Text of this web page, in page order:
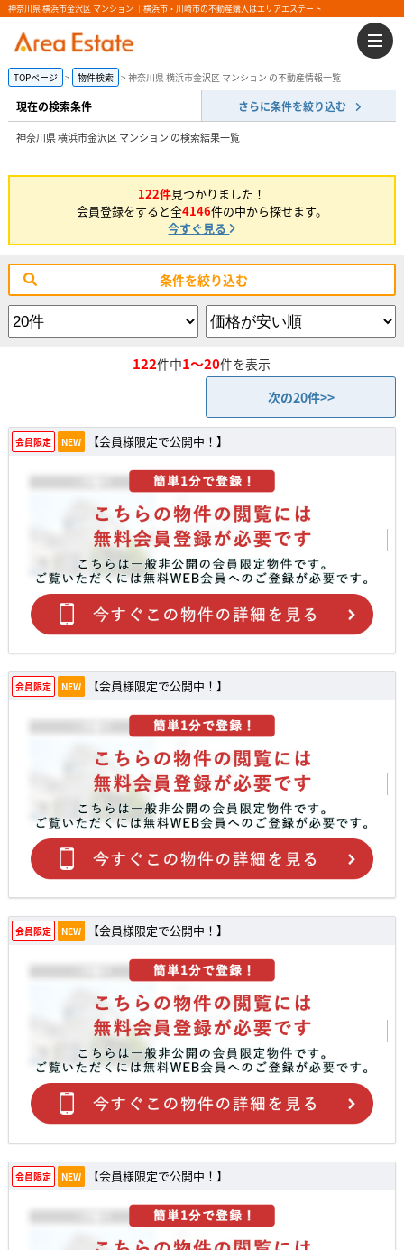
神奈川県 横浜市金沢区 マンション ｜横浜市・川崎市の不動産購入はエリアエステート
TOPページ 物件検索 神奈川県 横浜市金沢区 マンション の不動産情報一覧
現在の検索条件 さらに条件を絞り込む
神奈川県 横浜市金沢区 マンション の検索結果一覧
122件見つかりました！
会員登録をすると全4146件の中から探せます。
今すぐ見る
条件を絞り込む
122件中1～20件を表示
次の20件>>
会員限定 NEW 【会員様限定で公開中！】
会員限定 NEW 【会員様限定で公開中！】
会員限定 NEW 【会員様限定で公開中！】
会員限定 NEW 【会員様限定で公開中！】